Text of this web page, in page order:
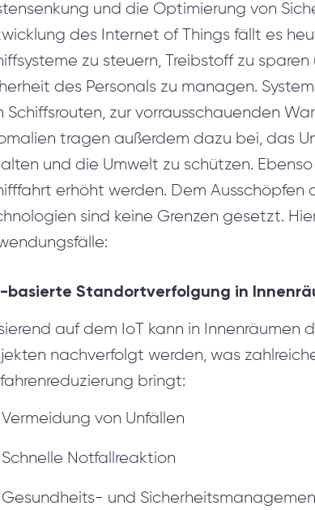
und die Optimierung von
des Internet of Things fällt es
zu steuern, Treibstoff zu
des Personals zu managen.
Schiffsrouten, zur vorrausschauenden
tragen außerdem dazu bei, das
und die Umwelt zu schützen.
erhöht werden. Dem Ausschöpfen
sind keine Grenzen gesetzt.
basierte Standortverfolgung in
auf dem IoT kann in Innenräumen
nachverfolgt werden, was
bringt:
Vermeidung von Unfällen
Schnelle Notfallreaktion
Gesundheits- und